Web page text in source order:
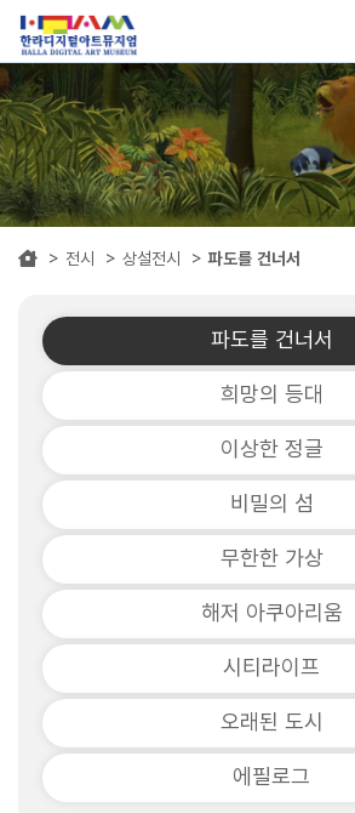
문
바
로
가
기
전시 상설전시 파도를 건너서
파도를 건너서
희망의 등대
이상한 정글
비밀의 섬
무한한 가상
해저 아쿠아리움
시티라이프
오래된 도시
에필로그